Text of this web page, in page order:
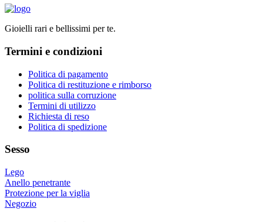
varianti.
opzioni
essere
scelte
nella
pagina
del
prodotto
Gioielli rari e bellissimi per te.
Termini e condizioni
Politica di pagamento
Politica di restituzione e rimborso
politica sulla corruzione
Termini di utilizzo
Richiesta di reso
Politica di spedizione
Sesso
Lego
Anello penetrante
Protezione per la viglia
Negozio